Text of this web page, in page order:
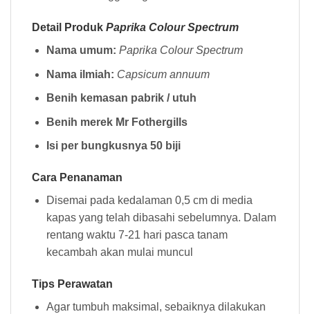
Detail Produk Paprika Colour Spectrum
Nama umum: Paprika Colour Spectrum
Nama ilmiah: Capsicum annuum
Benih kemasan pabrik / utuh
Benih merek Mr Fothergills
Isi per bungkusnya 50 biji
Cara Penanaman
Disemai pada kedalaman 0,5 cm di media
kapas yang telah dibasahi sebelumnya. Dalam
rentang waktu 7-21 hari pasca tanam
kecambah akan mulai muncul
Tips Perawatan
Agar tumbuh maksimal, sebaiknya dilakukan